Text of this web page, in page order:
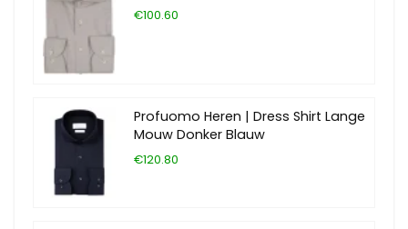
€100.60
Profuomo Heren | Dress Shirt Lange
Mouw Donker Blauw
€120.80